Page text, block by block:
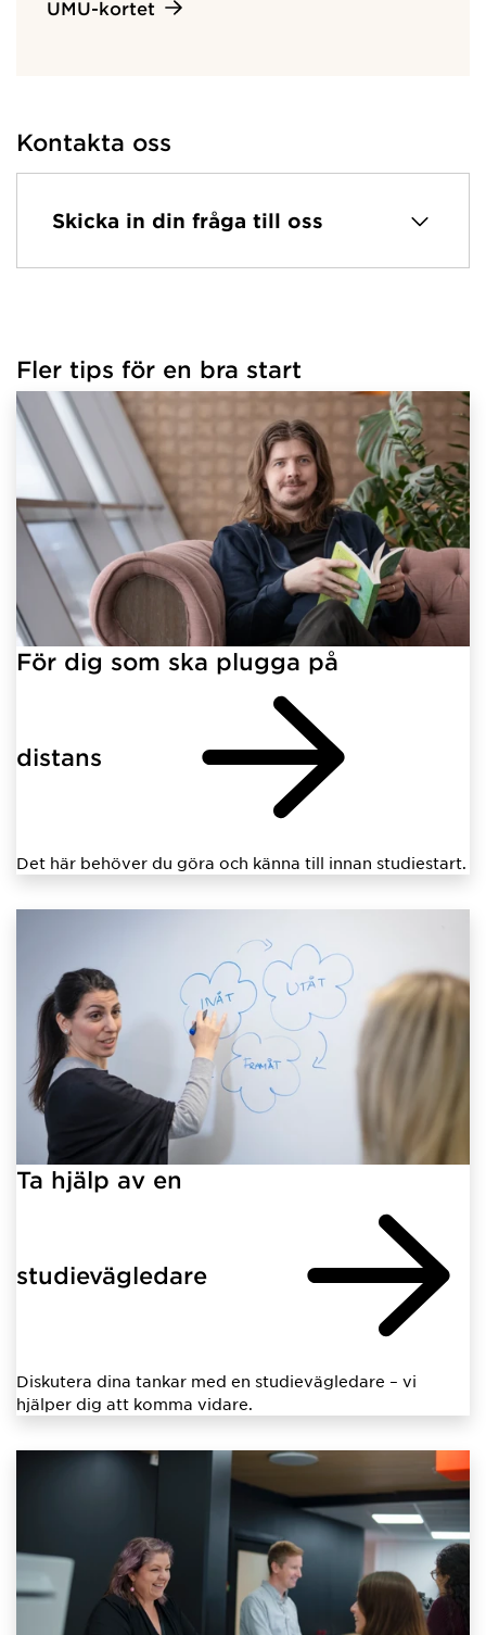
UMU-kortet
Kontakta oss
Skicka in din fråga till oss
Fler tips för en bra start
För dig som ska plugga på
distans
Det här behöver du göra och känna till innan studiestart.
Ta hjälp av en
studievägledare
Diskutera dina tankar med en studievägledare – vi
hjälper dig att komma vidare.